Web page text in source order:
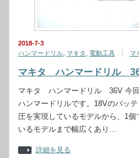
2018-7-3
ハンマードリル マキタ 電動工具 マ
マキタ ハンマードリル
マキタ ハンマードリル 36V 今回
ハンマードリルです。18Vのバッ
圧を実現しているモデルから、1
いるモデルまで幅広くあり…
詳細を見る